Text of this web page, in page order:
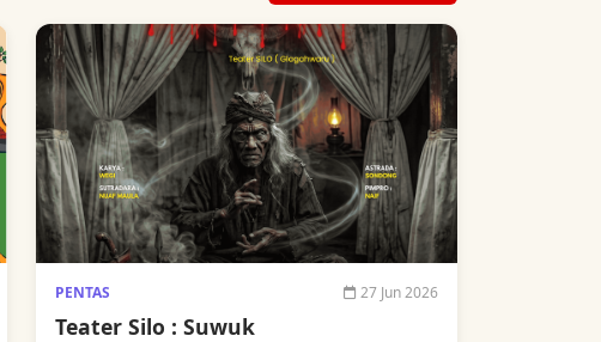
PENTAS 27 Jun 2026
Teater Silo : Suwuk